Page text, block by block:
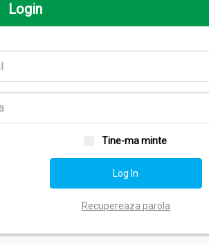
Login
Tine-ma minte
Recupereaza parola